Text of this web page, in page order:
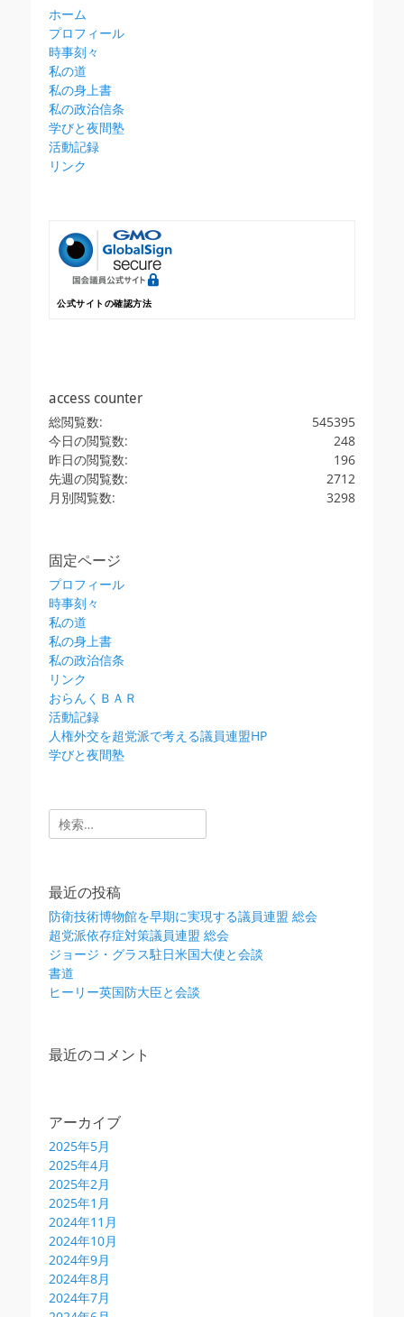
ホーム
プロフィール
時事刻々
私の道
私の身上書
私の政治信条
学びと夜間塾
活動記録
リンク
公式サイトの確認方法
access counter
545395
総閲覧数:
248
今日の閲覧数:
196
昨日の閲覧数:
2712
先週の閲覧数:
3298
月別閲覧数:
固定ページ
プロフィール
時事刻々
私の道
私の身上書
私の政治信条
リンク
おらんくＢＡＲ
活動記録
人権外交を超党派で考える議員連盟HP
学びと夜間塾
索:
最近の投稿
防衛技術博物館を早期に実現する議員連盟 総会
超党派依存症対策議員連盟 総会
ジョージ・グラス駐日米国大使と会談
書道
ヒーリー英国防大臣と会談
最近のコメント
アーカイブ
2025年5月
2025年4月
2025年2月
2025年1月
2024年11月
2024年10月
2024年9月
2024年8月
2024年7月